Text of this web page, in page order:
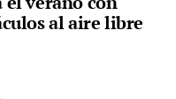
al aire libre